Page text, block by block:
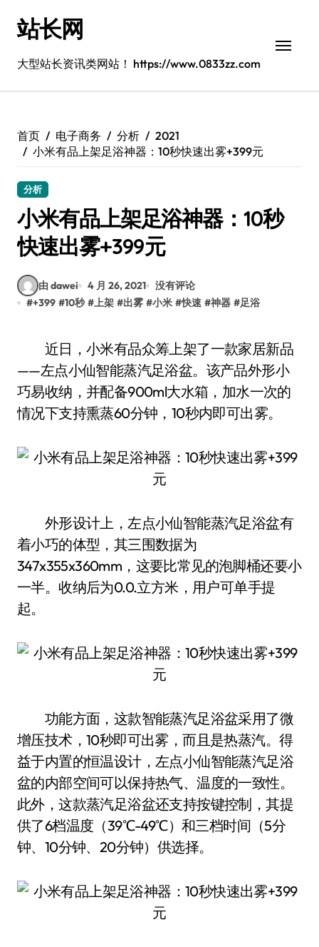
站长网
大型站长资讯类网站！ https://www.0833zz.com
首页 电子商务 分析
2021
小米有品上架足浴神器：10秒快速出雾+399元
分析
小米有品上架足浴神器：10秒
快速出雾+399元
由 dawei 4 月 26, 2021
没有评论
#+399 #10秒 #上架 #出雾 #小米 #快速 #神器 #足浴
近日，小米有品众筹上架了一款家居新品
——左点小仙智能蒸汽足浴盆。该产品外形小
巧易收纳，并配备900ml大水箱，加水一次的
情况下支持熏蒸60分钟，10秒内即可出雾。
外形设计上，左点小仙智能蒸汽足浴盆有
着小巧的体型，其三围数据为
347x355x360mm，这要比常见的泡脚桶还要小
一半。收纳后为0.0.立方米，用户可单手提
起。
功能方面，这款智能蒸汽足浴盆采用了微
增压技术，10秒即可出雾，而且是热蒸汽。得
益于内置的恒温设计，左点小仙智能蒸汽足浴
盆的内部空间可以保持热气、温度的一致性。
此外，这款蒸汽足浴盆还支持按键控制，其提
供了6档温度（39℃-49℃）和三档时间（5分
钟、10分钟、20分钟）供选择。